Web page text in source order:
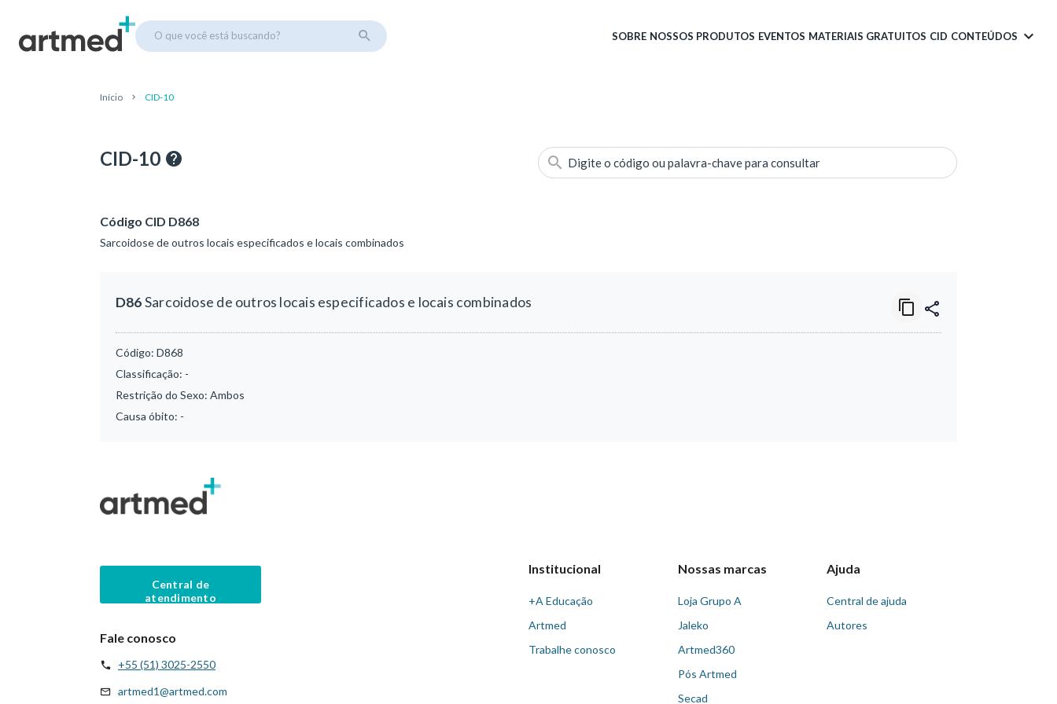
O que você está buscando? SOBRE NOSSOS PRODUTOS EVENTOS MATERIAIS GRATUITOS CID CONTEÚDOS
Início CID-10
CID-10 Digite o código ou palavra-chave para consultar
Código CID D868
Sarcoidose de outros locais especificados e locais combinados
D86Sarcoidose de outros locais especificados e locais combinados
Código: D868
Classificação: -
Restrição do Sexo: Ambos
Causa óbito: -
Central de
atendimento
Fale conosco
+55 (51) 3025-2550
artmed1@artmed.com
Institucional
+A Educação
Artmed
Trabalhe conosco
Nossas marcas
Loja Grupo A
Jaleko
Artmed360
Pós Artmed
Secad
Ajuda
Central de ajuda
Autores